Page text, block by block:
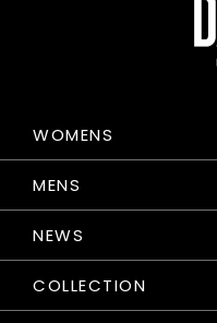
WOMENS
MENS
NEWS
COLLECTION